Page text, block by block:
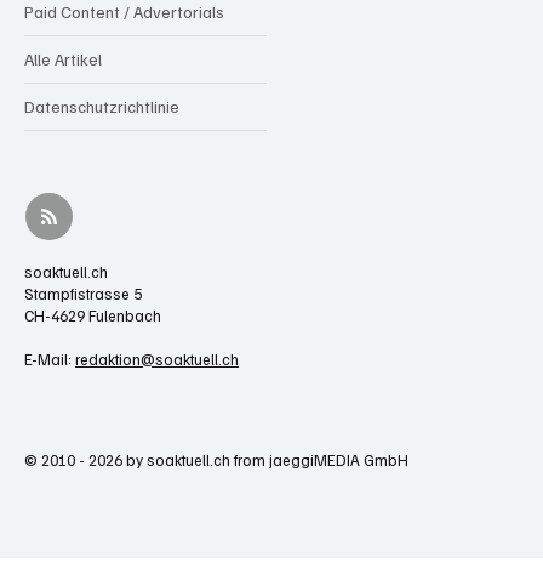
Paid Content / Advertorials
Alle Artikel
Datenschutzrichtlinie
soaktuell.ch
Stampfistrasse 5
CH-4629 Fulenbach
E-Mail: redaktion@soaktuell.ch
© 2010 - 2026 by soaktuell.ch from jaeggiMEDIA GmbH